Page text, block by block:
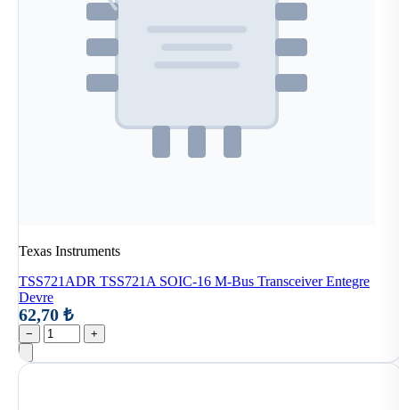
Texas Instruments
TSS721ADR TSS721A SOIC-16 M-Bus Transceiver Entegre
Devre
62,70 ₺
− +